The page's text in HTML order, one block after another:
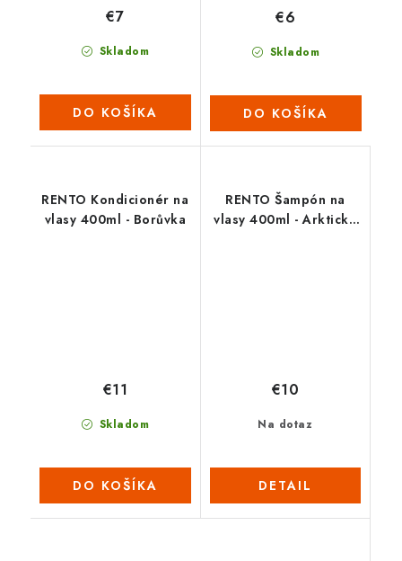
Skladom
€7
DO KOŠÍKA
Skladom
€6
DO KOŠÍKA
RENTO Kondicionér na
vlasy 400ml - Borůvka
Skladom
€11
DO KOŠÍKA
RENTO Šampón na
vlasy 400ml - Arktická
Na dotaz
€10
DETAIL